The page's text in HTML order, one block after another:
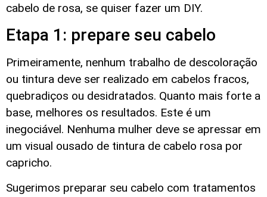
cabelo de rosa, se quiser fazer um DIY.
Etapa 1: prepare seu cabelo
Primeiramente, nenhum trabalho de descoloração
ou tintura deve ser realizado em cabelos fracos,
quebradiços ou desidratados. Quanto mais forte a
base, melhores os resultados. Este é um
inegociável. Nenhuma mulher deve se apressar em
um visual ousado de tintura de cabelo rosa por
capricho.
Sugerimos preparar seu cabelo com tratamentos